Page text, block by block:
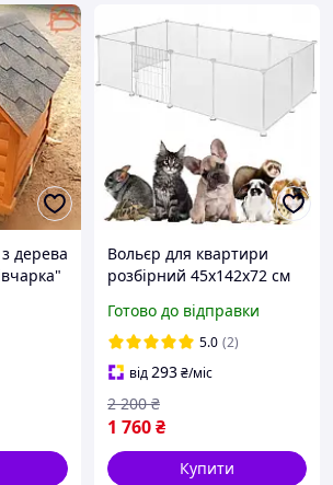
дерева
Вольєр для квартири
розбірний 45x142x72 см
кролика Загін клітка для
гризунів
Готово до відправки
5.0 (2)
від293₴/міс
1 760₴
2 200 ₴
Купити